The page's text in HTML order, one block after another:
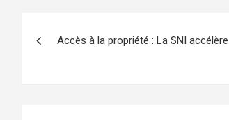
de
l’article
Accès à la propriété : La SNI